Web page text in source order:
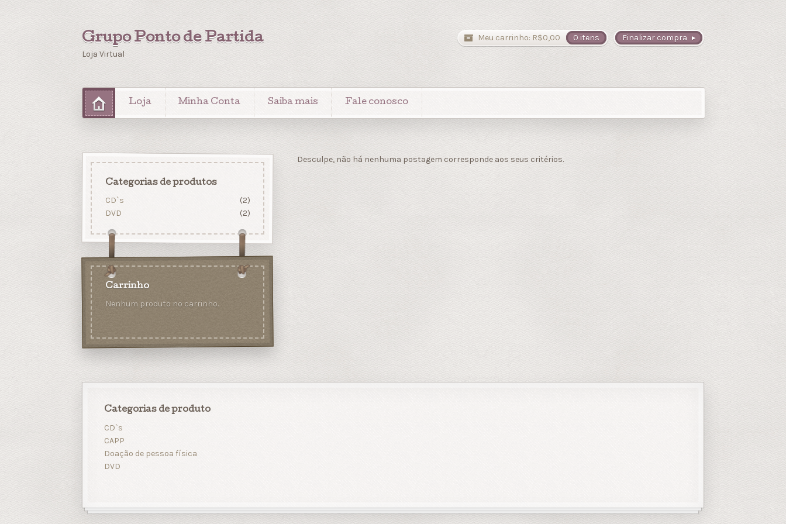
Grupo Ponto de Partida
Loja Virtual
Finalizar compra
Meu carrinho: R$0,00 0 itens
Loja Minha Conta Saiba mais Fale conosco
Desculpe, não há nenhuma postagem corresponde aos seus critérios.
Categorias de produtos
CD`s
(2)
DVD
(2)
Carrinho
Nenhum produto no carrinho.
Categorias de produto
CD`s
CAPP
Doação de pessoa física
DVD